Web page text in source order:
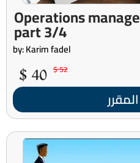
Operations
part 3/4
by: Karim fadel
40 $ 52 $